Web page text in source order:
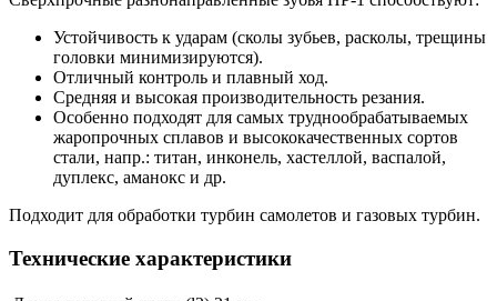
Устойчивость к ударам (сколы зубьев, расколы, трещины
головки минимизируются).
Отличный контроль и плавный ход.
Средняя и высокая производительность резания.
Особенно подходят для самых труднообрабатываемых
жаропрочных сплавов и высококачественных сортов
стали, напр.: титан, инконель, хастеллой, васпалой,
дуплекс, аманокс и др.
Подходит для обработки турбин самолетов и газовых турбин.
Технические характеристики